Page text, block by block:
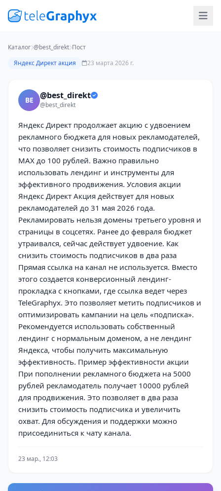
Каталог @best_direkt Пост
Яндекс Директ акция
23 марта 2026 г.
BE @best_direkt
@best_direkt
Яндекс Директ продолжает акцию с удвоением
рекламного бюджета для новых рекламодателей,
что позволяет снизить стоимость подписчиков в
MAX до 100 рублей. Важно правильно
использовать лендинг и инструменты для
эффективного продвижения. Условия акции
Яндекс Директ Акция действует для новых
рекламодателей до 31 мая 2026 года.
Рекламировать нельзя домены третьего уровня и
страницы в соцсетях. Ранее до февраля бюджет
утраивался, сейчас действует удвоение. Как
снизить стоимость подписчиков в два раза
Прямая ссылка на канал не используется. Вместо
этого создается конверсионный лендинг-
прокладка с кнопками, где ссылка ведет через
TeleGraphyx. Это позволяет метить подписчиков и
оптимизировать кампании на цель «подписка».
Рекомендуется использовать собственный
лендинг с нормальным доменом, а не лендинг
Яндекса, чтобы получить максимальную
эффективность. Пример эффективности акции
При пополнении рекламного бюджета на 5000
рублей рекламодатель получает 10000 рублей
для продвижения. Это позволяет в два раза
снизить стоимость подписчика и увеличить
охват. Для обсуждения и поддержки можно
присоединиться к чату канала.
23 мар., 12:03